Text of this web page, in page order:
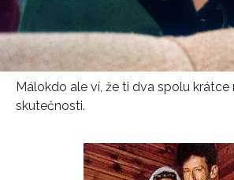
Málokdo ale ví, že ti dva spolu krátce
skutečnosti.